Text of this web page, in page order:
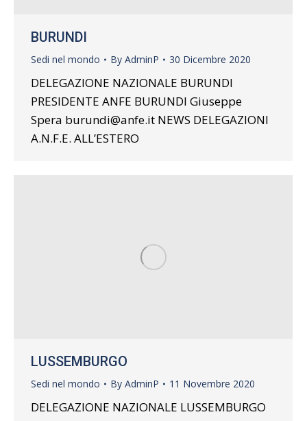
BURUNDI
Sedi nel mondo By AdminP 30 Dicembre 2020
DELEGAZIONE NAZIONALE BURUNDI
PRESIDENTE ANFE BURUNDI Giuseppe
Spera burundi@anfe.it NEWS DELEGAZIONI
A.N.F.E. ALL’ESTERO
LUSSEMBURGO
Sedi nel mondo By AdminP 11 Novembre 2020
DELEGAZIONE NAZIONALE LUSSEMBURGO